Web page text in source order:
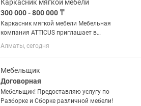
Каркасник мягкой мебели
300 000 - 800 000 ₸
Каркасник мягкой мебели Мебельная
компания ATTICUS приглашает в
команду каркасника мягкой мебели.
Обязанности: Изготовление каркасов
чертежам и техническим...
Алматы, сегодня
Мебельщик
Договорная
Мебельщик! Предоставляю услугу по
Разборке и Сборке различной мебели!